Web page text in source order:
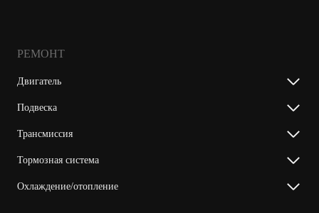
РЕМОНТ
Двигатель
Подвеска
Трансмиссия
Тормозная система
Охлаждение/отопление